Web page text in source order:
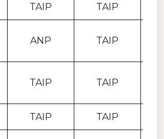
TAIP TAIP
ANP TAIP
TAIP TAIP
TAIP TAIP